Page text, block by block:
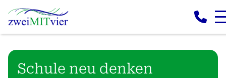
Schule neu denken